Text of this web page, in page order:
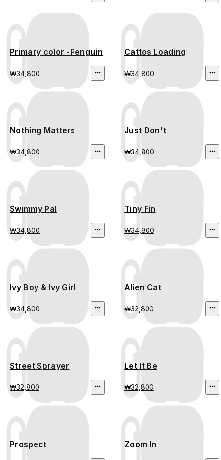
Primary color -Penguin
₩34,800
Cattos Loading
₩34,800
Nothing Matters
₩34,800
Just Don't
₩34,800
Swimmy Pal
₩34,800
Tiny Fin
₩34,800
Ivy Boy & Ivy Girl
₩34,800
Alien Cat
₩32,800
Street Sprayer
₩32,800
Let It Be
₩32,800
Prospect Zoom In